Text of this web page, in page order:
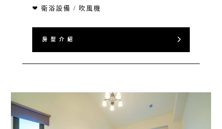
❤ 衛浴設備 / 吹風機
房 型 介 紹